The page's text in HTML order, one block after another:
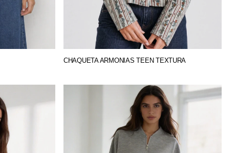
CHAQUETA ARMONIAS TEEN TEXTURA